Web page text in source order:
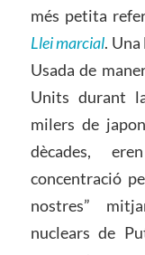
més petita
Llei marcial.
Usada de
Units durant
milers de
dècades,
concentració
nostres”
nuclears de